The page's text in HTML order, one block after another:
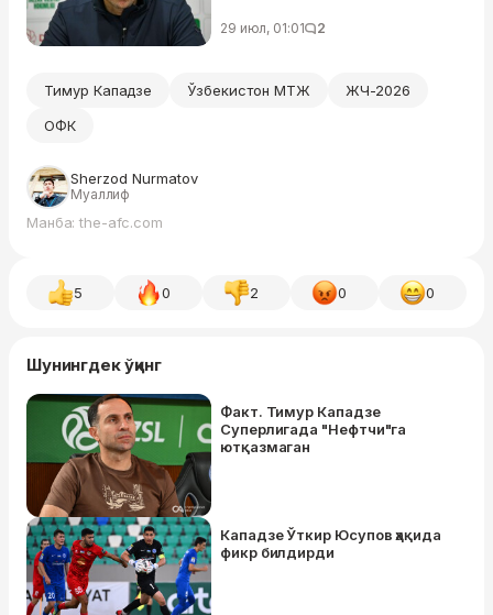
29 июл, 01:01 2
Тимур Кападзе Ўзбекистон МТЖ
ЖЧ-2026
ОФК
Sherzod Nurmatov
Муаллиф
Манба: the-afc.com
5 0 2 0 0
Шунингдек ўқинг
Факт. Тимур Кападзе
Суперлигада "Нефтчи"га
ютқазмаган
Кападзе Ўткир Юсупов ҳақида
фикр билдирди